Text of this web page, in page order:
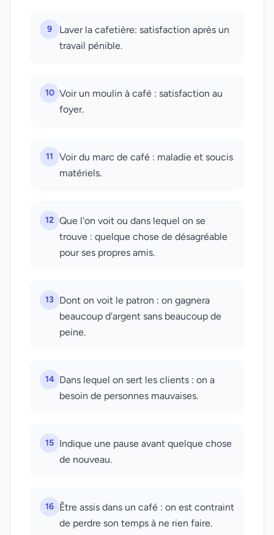
9
Laver la cafetière: satisfaction après un
travail pénible.
10 Voir un moulin à café : satisfaction au
foyer.
11
Voir du marc de café : maladie et soucis
matériels.
12 Que l'on voit ou dans lequel on se
trouve : quelque chose de désagréable
pour ses propres amis.
13 Dont on voit le patron : on gagnera
beaucoup d'argent sans beaucoup de
peine.
14 Dans lequel on sert les clients : on a
besoin de personnes mauvaises.
15 Indique une pause avant quelque chose
de nouveau.
16 Être assis dans un café : on est contraint
de perdre son temps à ne rien faire.